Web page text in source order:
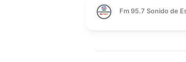
Fm 95.7 Sonido de